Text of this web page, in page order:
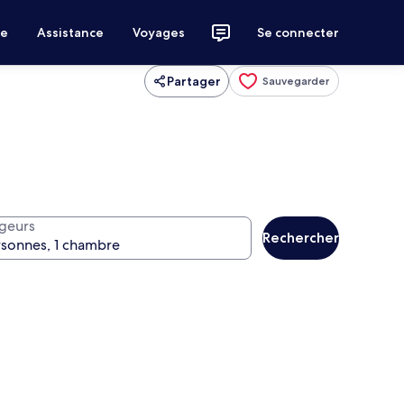
Assistance Voyages Se connecter
Partager Sauvegarder
Rechercher